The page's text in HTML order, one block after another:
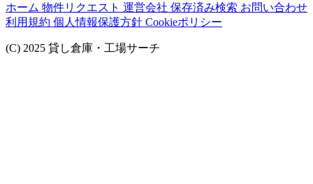
ホーム 物件リクエスト 運営会社 保存済み検索 お問い合わせ
利用規約 個人情報保護方針 Cookieポリシー
(C) 2025 貸し倉庫・工場サーチ